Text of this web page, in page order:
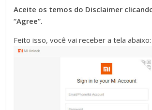
Aceite os temos do Disclaimer
“Agree”.
Feito isso, você vai receber a tela abaixo: